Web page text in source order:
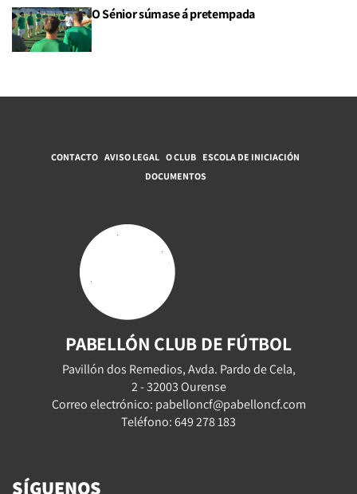
O Sénior súmase á pretempada
CONTACTO AVISO LEGAL O CLUB ESCOLA DE INICIACIÓN
DOCUMENTOS
PABELLÓN CLUB DE FÚTBOL
Pavillón dos Remedios, Avda. Pardo de Cela,
2 - 32003 Ourense
Correo electrónico: pabelloncf@pabelloncf.com
Teléfono: 649 278 183
SÍGUENOS